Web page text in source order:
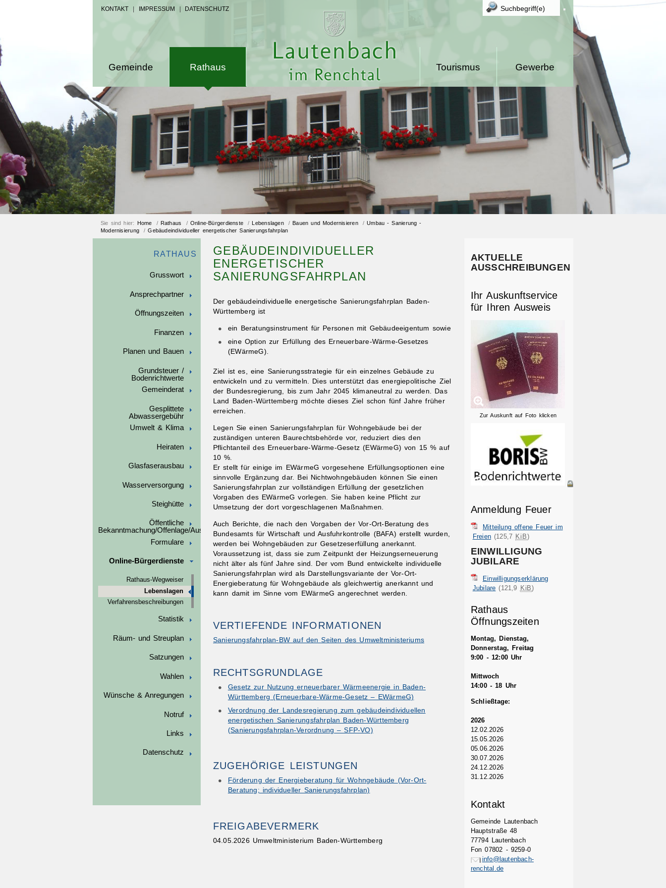
KONTAKT IMPRESSUM DATENSCHUTZ
Gemeinde Rathaus Gewerbe
Tourismus
Sie sind hier: Home / Rathaus / Online-Bürgerdienste / Lebenslagen / Bauen und Modernisieren /Umbau - Sanierung -
Modernisierung
/Gebäudeindividueller energetischer Sanierungsfahrplan
RATHAUS
Grusswort
Ansprechpartner
Öffnungszeiten
Finanzen
Planen und Bauen
Grundsteuer /
Bodenrichtwerte
Gemeinderat
Gesplittete
Abwassergebühr
Umwelt & Klima
Heiraten
Glasfaserausbau
Wasserversorgung
Steighütte
Öffentliche
Bekanntmachung/Offenlage/Ausschreibungen
Formulare
Online-Bürgerdienste
Rathaus-Wegweiser
Lebenslagen
Verfahrensbeschreibungen
Statistik
Räum- und Streuplan
Satzungen
Wahlen
Wünsche & Anregungen
Notruf
Links
Datenschutz
GEBÄUDEINDIVIDUELLER
ENERGETISCHER
SANIERUNGSFAHRPLAN
Der gebäudeindividuelle energetische Sanierungsfahrplan Baden-
Württemberg ist
ein Beratungsinstrument für Personen mit Gebäudeeigentum sowie
eine Option zur Erfüllung des Erneuerbare-Wärme-Gesetzes
(EWärmeG).
Ziel ist es, eine Sanierungsstrategie für ein einzelnes Gebäude zu
entwickeln und zu vermitteln. Dies unterstützt das energiepolitische Ziel
der Bundesregierung, bis zum Jahr 2045 klimaneutral zu werden. Das
Land Baden-Württemberg möchte dieses Ziel schon fünf Jahre früher
erreichen.
Legen Sie einen Sanierungsfahrplan für Wohngebäude bei der
zuständigen unteren Baurechtsbehörde vor, reduziert dies den
Pflichtanteil des Erneuerbare-Wärme-Gesetz (EWärmeG) von 15 % auf
10 %.
Er stellt für einige im EWärmeG vorgesehene Erfüllungsoptionen eine
sinnvolle Ergänzung dar. Bei Nichtwohngebäuden können Sie einen
Sanierungsfahrplan zur vollständigen Erfüllung der gesetzlichen
Vorgaben des EWärmeG vorlegen. Sie haben keine Pflicht zur
Umsetzung der dort vorgeschlagenen Maßnahmen.
Auch Berichte, die nach den Vorgaben der Vor-Ort-Beratung des
Bundesamts für Wirtschaft und Ausfuhrkontrolle (BAFA) erstellt wurden,
werden bei Wohngebäuden zur Gesetzeserfüllung anerkannt.
Voraussetzung ist, dass sie zum Zeitpunkt der Heizungserneuerung
nicht älter als fünf Jahre sind. Der vom Bund entwickelte individuelle
Sanierungsfahrplan wird als Darstellungsvariante der Vor-Ort-
Energieberatung für Wohngebäude als gleichwertig anerkannt und
kann damit im Sinne vom EWärmeG angerechnet werden.
VERTIEFENDE INFORMATIONEN
Sanierungsfahrplan-BW auf den Seiten des Umweltministeriums
RECHTSGRUNDLAGE
Gesetz zur Nutzung erneuerbarer Wärmeenergie in Baden-
Württemberg (Erneuerbare-Wärme-Gesetz – EWärmeG)
Verordnung der Landesregierung zum gebäudeindividuellen
energetischen Sanierungsfahrplan Baden-Württemberg
(Sanierungsfahrplan-Verordnung – SFP-VO)
ZUGEHÖRIGE LEISTUNGEN
Förderung der Energieberatung für Wohngebäude (Vor-Ort-
Beratung; individueller Sanierungsfahrplan)
FREIGABEVERMERK
04.05.2026 Umweltministerium Baden-Württemberg
AKTUELLE
AUSSCHREIBUNGEN
Ihr Auskunftservice
für Ihren Ausweis
Zur Auskunft auf Foto klicken
Anmeldung Feuer
Mitteilung offene Feuer im
Freien (125,7 KiB)
EINWILLIGUNG
JUBILARE
Einwilligungserklärung
Jubilare (121,9 KiB)
Rathaus
Öffnungszeiten
Montag, Dienstag,
Donnerstag, Freitag
9:00 - 12:00 Uhr
Mittwoch
14:00 - 18 Uhr
Schließtage:
2026
12.02.2026
15.05.2026
05.06.2026
30.07.2026
24.12.2026
31.12.2026
Kontakt
Gemeinde Lautenbach
Hauptstraße 48
77794 Lautenbach
Fon 07802 - 9259-0
info@lautenbach-
renchtal.de